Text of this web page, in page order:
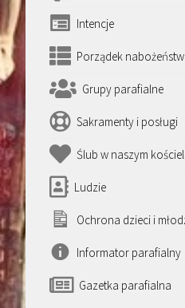
Intencje
Porządek nabożeństw
Grupy parafialne
Sakramenty i posługi
Ślub w naszym
Ludzie
Ochrona dzieci i
Informator parafialny
Gazetka parafialna